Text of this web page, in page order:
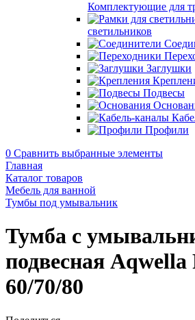
Комплектующие для
светильников
Заглушки
Подвесы
Профили
0 Сравнить выбранные элементы
Главная
Каталог товаров
Мебель для ванной
Тумбы под умывальник
Тумба с
подвесная Aqwella
60/70/80